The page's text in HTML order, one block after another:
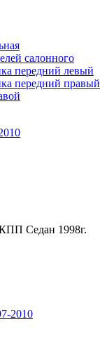
салонного
передний левый
передний правый
Седан 1998г.
2010